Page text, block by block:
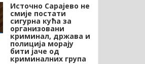
Источно Сарајево не
смије постати
сигурна кућа за
организовани
криминал, држава и
полиција морају
бити јаче од
криминалних група